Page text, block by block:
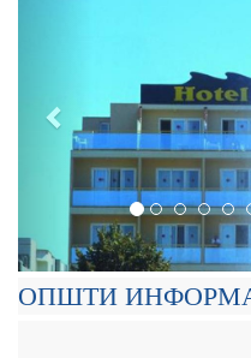
ОПШТИ